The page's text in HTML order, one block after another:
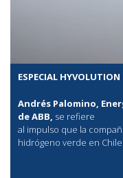
ESPECIAL HYVOLUTION
Andrés Palomino,
de ABB, se refiere
al impulso que la
hidrógeno verde en Chile